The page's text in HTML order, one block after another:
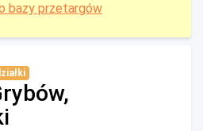
bazy przetargów